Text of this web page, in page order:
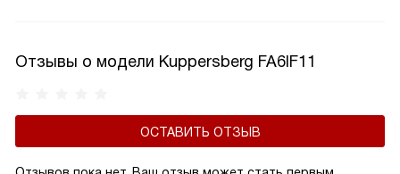
Отзывы о модели Kuppersberg FA6IF11
ОСТАВИТЬ ОТЗЫВ